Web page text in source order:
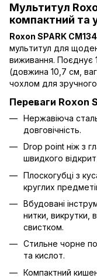
Мультитул
компактний та
Roxon SPARK
мультитул для
виживання. Поєднує
(довжина 10,7 см,
чохлом для
Переваги Roxon
Нержавіюча
довговічність.
Drop point ніж з
швидкого
Плоскогубці з
круглих
Вбудовані
нитки, викрутки,
свистком.
Стильне чорне
та кислот.
Компактний